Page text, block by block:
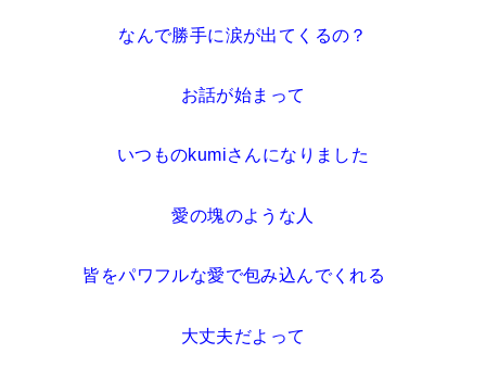
なんで勝手に涙が出てくるの？
お話が始まって
いつものkumiさんになりました
愛の塊のような人
皆をパワフルな愛で包み込んでくれる
大丈夫だよって